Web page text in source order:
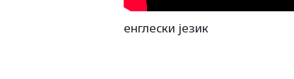
енглески језик